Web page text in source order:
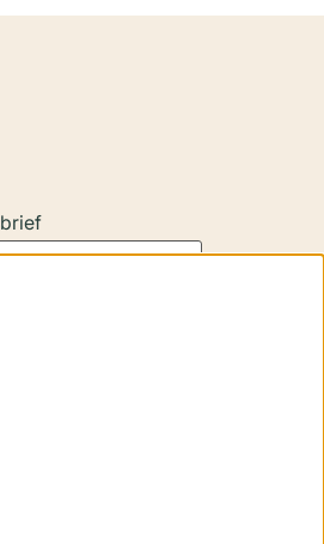
dataverwerking gebeurt in
Addendum